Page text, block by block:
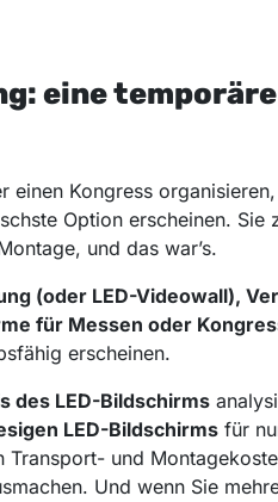
eine
einen Kongress
Option erscheinen. Sie
und das war’s.
(oder LED-Videowall),
für Messen oder
erscheinen.
des LED-Bildschirms
LED-Bildschirms für
Transport- und
Und wenn Sie